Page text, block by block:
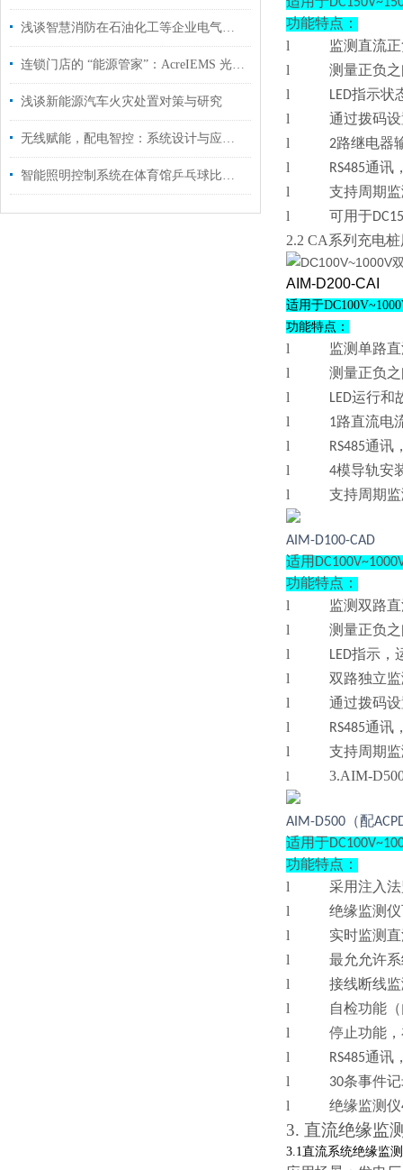
浅谈智慧消防在石油化工等企业电气火灾监控系统中的应用
连锁门店的 “能源管家”：AcreIEMS 光储充，让每一度电都省在刀刃上
浅谈新能源汽车火灾处置对策与研究
无线赋能，配电智控：系统设计与应用实践
智能照明控制系统在体育馆乒乓球比赛场地中的设计与应用
功能特点：
l 监测直流
l 测量正负
l LED指示状
l 通过拨码
l 2路继电器
l RS485通讯
l 支持周期
l 可用于
2.2 CA系列充电
AIM-D200-CAI
适用于
功能特点：
l 监测单路
l 测量正负
l LED运行和
l 1路直流电
l RS485通
l 4模导轨安
l 支持周期
AIM-D100-CAD
适用
功能特点：
l 监测双路
l 测量正负
l LED指示
l 双路独立
l 通过拨码
l RS485通讯
l 支持周期
l 3.AIM-
AIM-D500（配
适用于
功能特点：
l 采用注入法
l 绝缘监测
l 实时监测
l 最允允许系
l 接线断线
l 自检功能
l 停止功能
l RS485通
l 30条事件
l 绝缘监测
3. 直流绝缘监
3.1直流系统绝缘监